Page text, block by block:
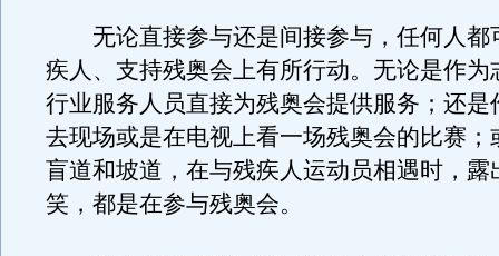
无论直接参与还是间接参与，任何人都
疾人、支持残奥会上有所行动。无论是作为
行业服务人员直接为残奥会提供服务；还是
去现场或是在电视上看一场残奥会的比赛；
盲道和坡道，在与残疾人运动员相遇时，露
笑，都是在参与残奥会。